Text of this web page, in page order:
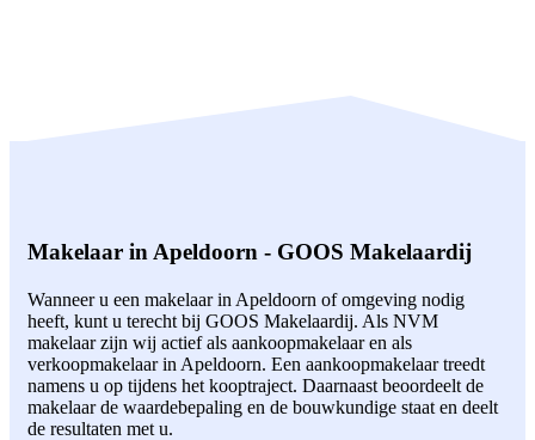
Makelaar in Apeldoorn - GOOS Makelaardij
Wanneer u een makelaar in Apeldoorn of omgeving nodig
heeft, kunt u terecht bij GOOS Makelaardij. Als NVM
makelaar zijn wij actief als aankoopmakelaar en als
verkoopmakelaar in Apeldoorn. Een aankoopmakelaar treedt
namens u op tijdens het kooptraject. Daarnaast beoordeelt de
makelaar de waardebepaling en de bouwkundige staat en deelt
de resultaten met u.